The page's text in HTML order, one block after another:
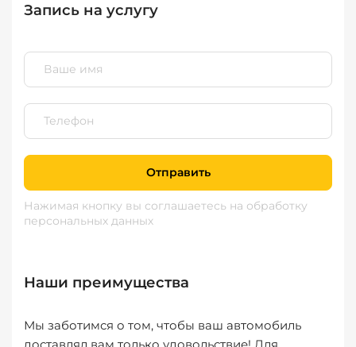
Запись на услугу
Отправить
Нажимая кнопку вы соглашаетесь на обработку
персональных данных
Наши преимущества
Мы заботимся о том, чтобы ваш автомобиль